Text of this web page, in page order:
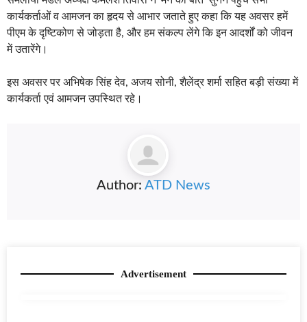
कार्यकर्ताओं व आमजन का हृदय से आभार जताते हुए कहा कि यह अवसर हमें
पीएम के दृष्टिकोण से जोड़ता है, और हम संकल्प लेंगे कि इन आदर्शों को जीवन
में उतारेंगे।
इस अवसर पर अभिषेक सिंह देव, अजय सोनी, शैलेंद्र शर्मा सहित बड़ी संख्या में
कार्यकर्ता एवं आमजन उपस्थित रहे।
Author: ATD News
Advertisement